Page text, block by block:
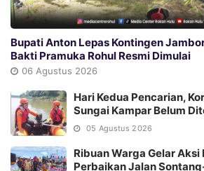
Bupati Anton Lepas Kontingen
Bakti Pramuka Rohul Resmi Dimulai
06 Agustus 2026
Hari Kedua Pencarian,
Sungai Kampar Belum
05 Agustus 2026
Ribuan Warga Gelar
Perbaikan Jalan